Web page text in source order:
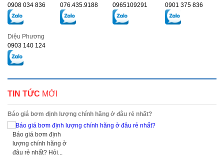
0908 034 836
076.435.9188
0965109291
0901 375 836
Diệu Phương
0903 140 124
TIN TỨC MỚI
Báo giá bơm định lượng chính hãng ở đâu rẻ nhất?
Báo giá bơm định
lượng chính hãng ở
đâu rẻ nhất? Hỏi...